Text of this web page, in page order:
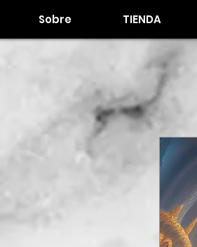
Sobre TIENDA